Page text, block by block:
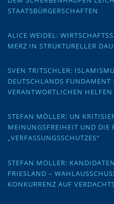
STAATSBÜRGERSCHAFTEN
ALICE WEIDEL:
MERZ IN STRUKTURELLER
SVEN TRITSCHLER:
DEUTSCHLANDS FUNDAMENT
VERANTWORTLICHEN
STEFAN MÖLLER: UN
MEINUNGSFREIHEIT UND DIE
„VERFASSUNGSSCHUTZES“
STEFAN MÖLLER:
FRIESLAND –
KONKURRENZ AUF